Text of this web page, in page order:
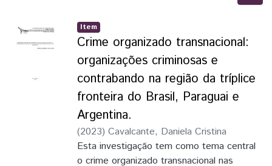
Item
Crime organizado transnacional:
organizações criminosas e
contrabando na região da tríplice
fronteira do Brasil, Paraguai e
Argentina.
(2023) Cavalcante, Daniela Cristina
Esta investigação tem como tema central
o crime organizado transnacional nas